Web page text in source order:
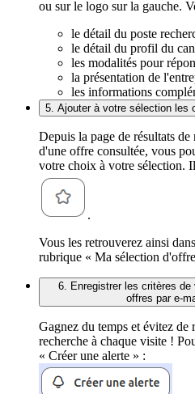
ou sur le logo sur la gauche.
le détail du poste
le détail du profil du
les modalités pour
la présentation de
les informations
5. Ajouter à votre sélection les
Depuis la page de résultats
d'une offre consultée, vous
votre choix à votre sélection.
.
Vous les retrouverez ainsi
rubrique « Ma sélection
6. Enregistrer les critères
offres par e-
Gagnez du temps et évitez de
recherche à chaque visite !
« Créer une alerte » :